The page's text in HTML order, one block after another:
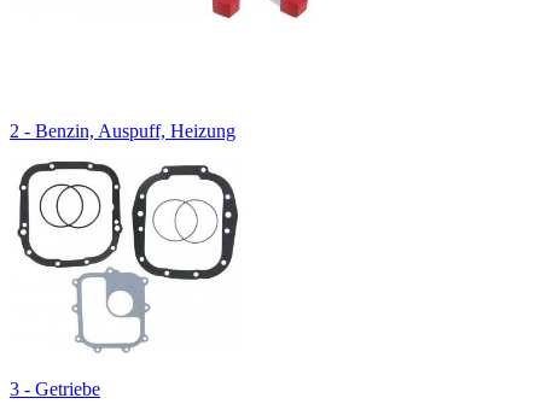
2 - Benzin, Auspuff, Heizung
3 - Getriebe